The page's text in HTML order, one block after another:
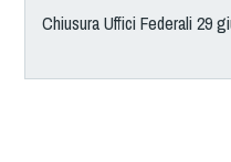
Chiusura Uffici Federali 29